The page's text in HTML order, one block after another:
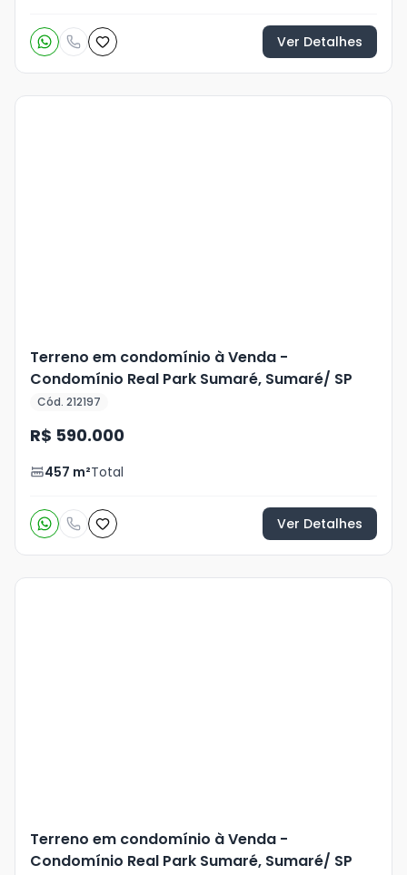
Ver Detalhes
Terreno em condomínio à Venda -
Condomínio Real Park Sumaré, Sumaré/ SP
Cód. 212197
R$ 590.000
457 m²Total
Ver Detalhes
Terreno em condomínio à Venda -
Condomínio Real Park Sumaré, Sumaré/ SP